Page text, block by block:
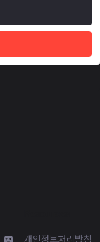
개인정보처리방침